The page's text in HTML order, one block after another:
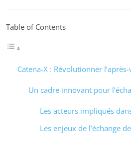
Table of Contents
Catena-X : Révolutionner
Un cadre innovant pour
Les acteurs impliqués
Les enjeux de l’échange